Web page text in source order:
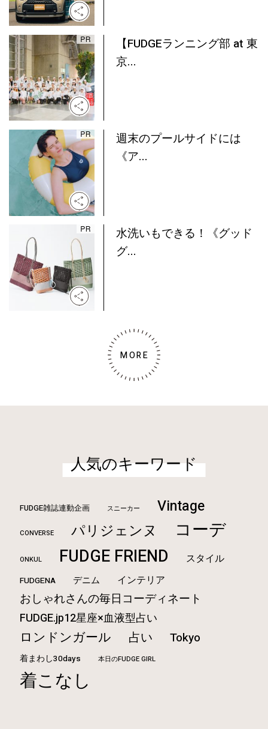
【FUDGEランニング部 at 東
京...
週末のプールサイドには
《ア...
水洗いもできる！《グッド
グ...
MORE
人気のキーワード
FUDGE雑誌連動企画 スニーカー Vintage
CONVERSE パリジェンヌ コーデ
ONKUL FUDGE FRIEND スタイル
FUDGENA デニム インテリア
おしゃれさんの毎日コーディネート
FUDGE.jp12星座×血液型占い
ロンドンガール 占い Tokyo
着まわし30days 本日のFUDGE GIRL
着こなし